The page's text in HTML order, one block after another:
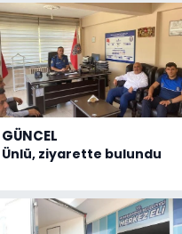
GÜNCEL
Ünlü, ziyarette bulundu